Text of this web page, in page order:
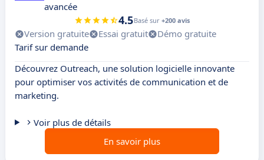
avancée
4.5Basé sur +200 avis
Version gratuite Essai gratuit
Démo gratuite
Tarif sur demande
Découvrez Outreach, une solution logicielle innovante
pour optimiser vos activités de communication et de
marketing.
Voir plus de détails
En savoir plus